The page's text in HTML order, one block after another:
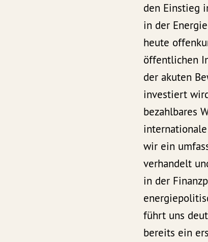
den Einstieg
in der
heute
öffentlichen
der akuten
investiert
bezahlbares
wir ein
verhandelt
in der
führt uns
bereits ein